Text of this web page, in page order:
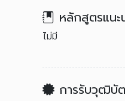
หลักสูตรแนะ
ไม่มี
การรับวุฒิบั